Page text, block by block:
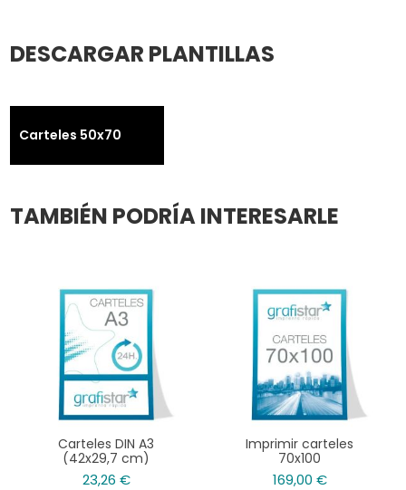
DESCARGAR PLANTILLAS
Carteles 50x70
TAMBIÉN PODRÍA INTERESARLE
Carteles DIN A3
(42x29,7 cm)
23,26 €
Imprimir carteles
70x100
169,00 €